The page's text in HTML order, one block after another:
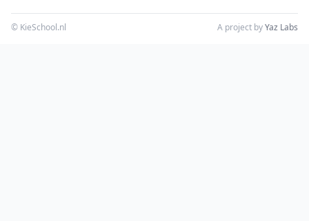
© KieSchool.nl A project byYaz Labs